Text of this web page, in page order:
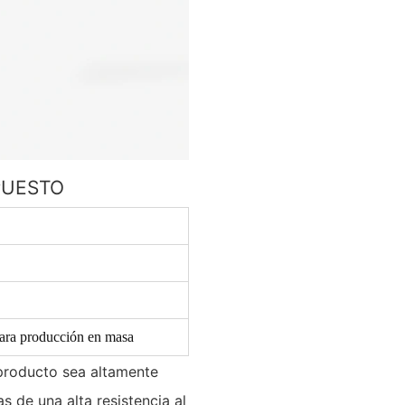
producción en masa
sea altamente
de una alta resistencia al